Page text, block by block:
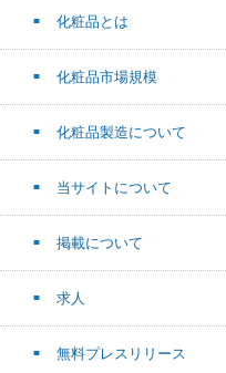
化粧品とは
化粧品市場規模
化粧品製造について
当サイトについて
掲載について
求人
無料プレスリリース